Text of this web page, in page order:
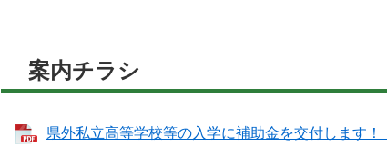
案内チラシ
県外私立高等学校等の入学に補助金を交付します！